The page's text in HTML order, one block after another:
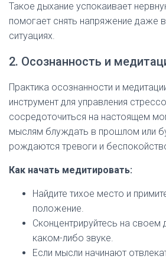
Такое дыхание успокаивает
помогает снять напряжение даже
ситуациях.
2. Осознанность и
Практика осознанности и
инструмент для управления
сосредоточиться на настоящем
мыслям блуждать в прошлом или
рождаются тревоги и
Как начать медитировать:
Найдите тихое место и
положение.
Сконцентрируйтесь на своем
каком-либо звуке.
Если мысли начинают